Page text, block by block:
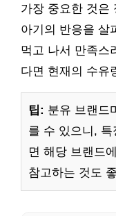
가장 중요한 것은
아기의 반응을 살
먹고 나서 만족스
다면 현재의 수유
팁: 분유 브랜드
를 수 있으니,
면 해당 브랜드
참고하는 것도